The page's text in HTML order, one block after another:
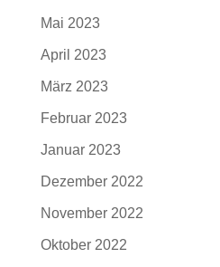
Mai 2023
April 2023
März 2023
Februar 2023
Januar 2023
Dezember 2022
November 2022
Oktober 2022